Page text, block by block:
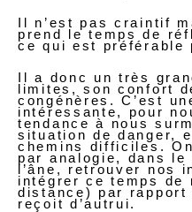
Il n’est pas craintif
prend le temps de
ce qui est préférable
Il a donc un très
limites, son confort
congénères. C’est
intéressante, pour
tendance à nous
situation de danger,
chemins difficiles.
par analogie, dans
l’âne, retrouver nos
intégrer ce temps de
distance) par rapport
reçoit d’autrui.